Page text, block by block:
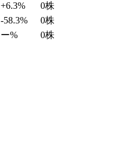
+6.3% 0株
-58.3% 0株
ー% 0株